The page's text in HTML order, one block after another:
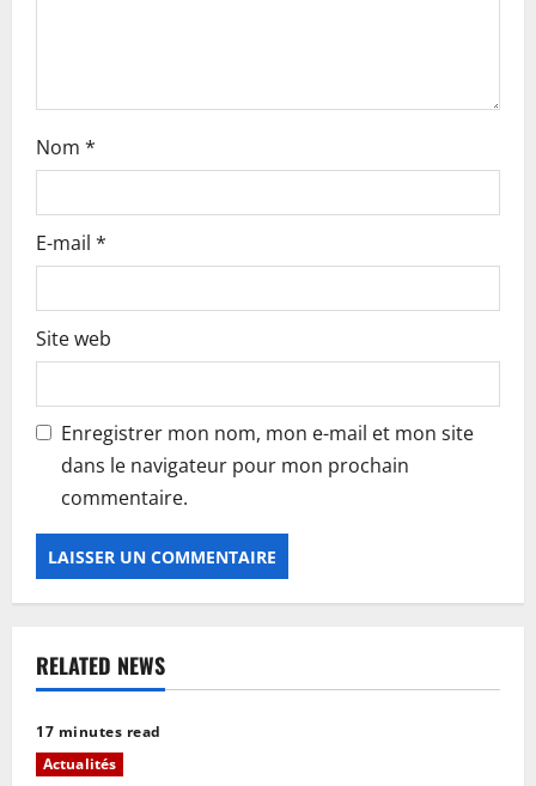
Nom *
E-mail *
Site web
Enregistrer mon nom, mon e-mail et mon site
dans le navigateur pour mon prochain
commentaire.
RELATED NEWS
17 minutes read
Actualités